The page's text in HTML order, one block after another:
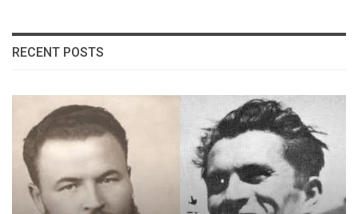
RECENT POSTS